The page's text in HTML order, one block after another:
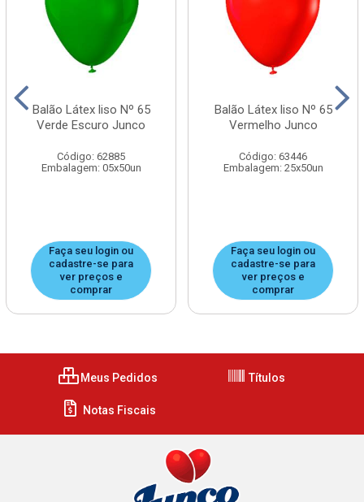
Balão Látex liso Nº 65
Verde Escuro Junco
Código: 62885
Embalagem: 05x50un
Faça seu login ou
cadastre-se para
ver preços e
comprar
Balão Látex liso Nº 65
Vermelho Junco
Código: 63446
Embalagem: 25x50un
Faça seu login ou
cadastre-se para
ver preços e
comprar
Meus Pedidos Títulos
Notas Fiscais